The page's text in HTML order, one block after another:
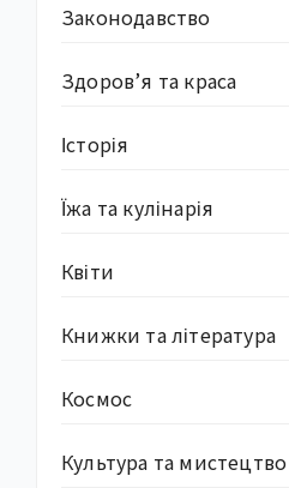
Законодавство
Здоров’я та краса
Історія
Їжа та кулінарія
Квіти
Книжки та література
Космос
Культура та мистецтво